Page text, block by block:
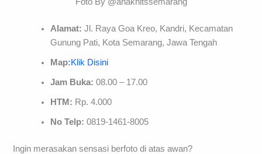
Alamat: Jl. Raya Goa Kreo, Kandri, Kecamatan
Gunung Pati, Kota Semarang, Jawa Tengah
Map:Klik Disini
Jam Buka:08.00 – 17.00
HTM: Rp. 4.000
No Telp: 0819-1461-8005
Ingin merasakan sensasi berfoto di atas awan?